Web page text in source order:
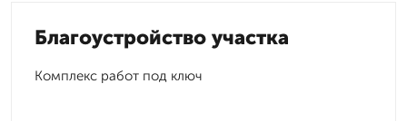
Благоустройство участка
Комплекс работ под ключ